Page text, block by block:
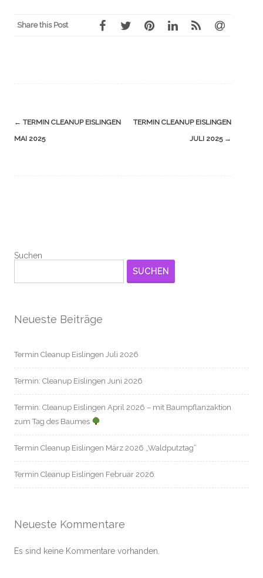
Share this Post
Navigation
(Beiträge)
← TERMIN CLEANUP EISLINGEN
MAI 2025
TERMIN CLEANUP EISLINGEN
JULI 2025 →
Suchen
SUCHEN
Neueste Beiträge
Termin Cleanup Eislingen Juli 2026
Termin: Cleanup Eislingen Juni 2026
Termin: Cleanup Eislingen April 2026 – mit Baumpflanzaktion
zum Tag des Baumes
Termin Cleanup Eislingen März 2026 „Waldputztag“
Termin Cleanup Eislingen Februar 2026
Neueste Kommentare
Es sind keine Kommentare vorhanden.